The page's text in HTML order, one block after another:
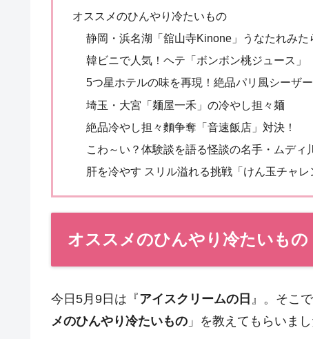
オススメのひんやり冷たいもの
静岡・浜名湖「舘山寺Kinone」うなたれみた
韓ビニで人気！ヘテ「ボンボン桃ジュース」
5つ星ホテルの味を再現！絶品パリ風シーザ
埼玉・大宮「麺屋一禾」の冷やし担々麺
絶品冷やし担々麵争奪「音速飯店」対決！
こわ～い？体験談を語る怪談の名手・ムディ
肝を冷やす スリル溢れる挑戦「けん玉チャレ
オススメのひんやり冷たいもの
今日5月9日は『アイスクリームの日 』。そこ
メのひんやり冷たいもの 」を教えてもらいまし